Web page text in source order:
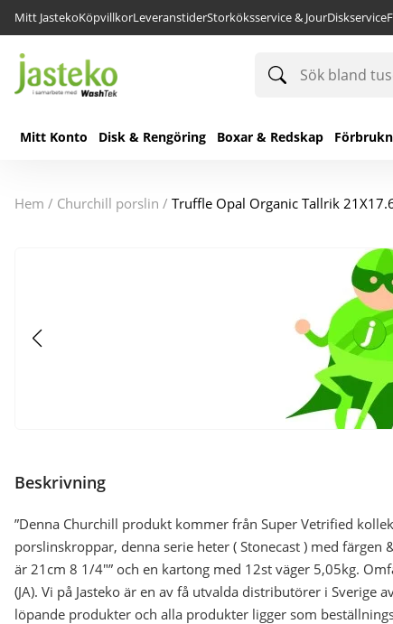
Mitt JastekoKöpvillkorLeveranstiderStorköksservice & JourDiskservice
Sök
bland
produkter
Mitt Konto Disk & Rengöring Boxar & Redskap
hem / churchill porslin / Truffle Opal Organic Tallrik
Beskrivning
”Denna Churchill produkt kommer från Super Vetrified
porslinskroppar, denna serie heter ( Stonecast ) med
är 21cm 8 1/4″” och en kartong med 12st väger 5,05kg.
(JA). Vi på Jasteko är en av få utvalda distributörer i
löpande produkter och alla produkter ligger som